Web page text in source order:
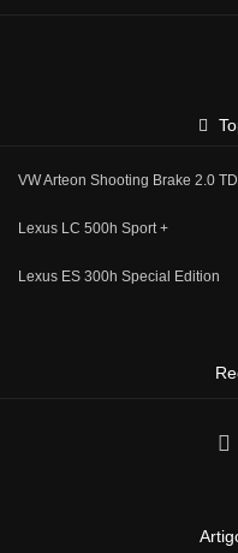
VW Arteon Shooting Brake 2.0
Lexus LC 500h Sport +
Lexus ES 300h Special Edition